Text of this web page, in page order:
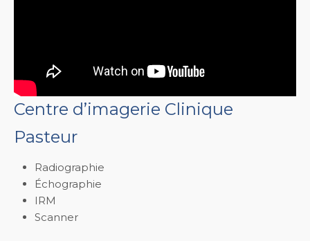
Centre d’imagerie Clinique
Pasteur
Radiographie
Échographie
IRM
Scanner